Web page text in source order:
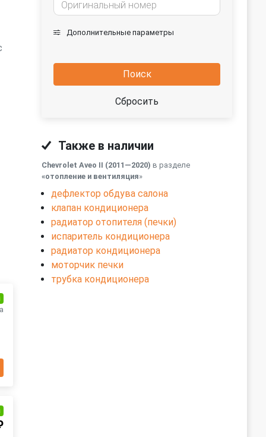
Дополнительные параметры
Поиск
Сбросить
Также в наличии
Chevrolet Aveo II (2011—2020) в разделе
«отопление и вентиляция»
дефлектор обдува салона
клапан кондиционера
радиатор отопителя (печки)
испаритель кондиционера
радиатор кондиционера
моторчик печки
трубка кондиционера